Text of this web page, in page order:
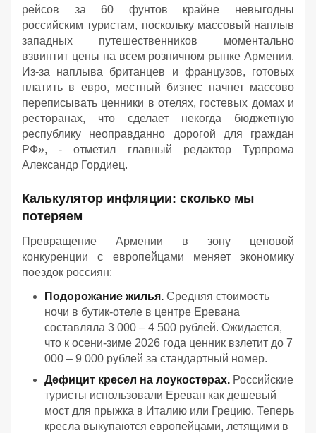
рейсов за 60 фунтов крайне невыгодны
российским туристам, поскольку массовый наплыв
западных путешественников моментально
взвинтит цены на всем розничном рынке Армении.
Из-за наплыва британцев и французов, готовых
платить в евро, местный бизнес начнет массово
переписывать ценники в отелях, гостевых домах и
ресторанах, что сделает некогда бюджетную
республику неоправданно дорогой для граждан
РФ», - отметил главный редактор Турпрома
Александр Гордиец.
Калькулятор инфляции: сколько мы
потеряем
Превращение Армении в зону ценовой
конкуренции с европейцами меняет экономику
поездок россиян:
Подорожание жилья. Средняя стоимость
ночи в бутик-отеле в центре Еревана
составляла 3 000 – 4 500 рублей. Ожидается,
что к осени-зиме 2026 года ценник взлетит до 7
000 – 9 000 рублей за стандартный номер.
Дефицит кресел на лоукостерах. Российские
туристы использовали Ереван как дешевый
мост для прыжка в Италию или Грецию. Теперь
кресла выкупаются европейцами, летящими в